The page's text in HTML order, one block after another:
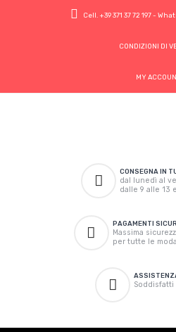
Cell. +39 371 37 72 197-
CONDIZIONI DI
MY
CONSEGNA IN
dal lunedì al
dalle 9 alle 13
PAGAMENTI
Massima
per tutte le
Soddisfatti